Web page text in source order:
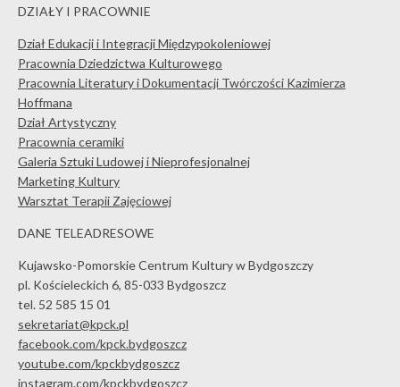
DZIAŁY I PRACOWNIE
Dział Edukacji i Integracji Międzypokoleniowej
Pracownia Dziedzictwa Kulturowego
Pracownia Literatury i Dokumentacji Twórczości Kazimierza
Hoffmana
Dział Artystyczny
Pracownia ceramiki
Galeria Sztuki Ludowej i Nieprofesjonalnej
Marketing Kultury
Warsztat Terapii Zajęciowej
DANE TELEADRESOWE
Kujawsko-Pomorskie Centrum Kultury w Bydgoszczy
pl. Kościeleckich 6, 85-033 Bydgoszcz
tel. 52 585 15 01
sekretariat@kpck.pl
facebook.com/kpck.bydgoszcz
youtube.com/kpckbydgoszcz
instagram.com/kpckbydgoszcz